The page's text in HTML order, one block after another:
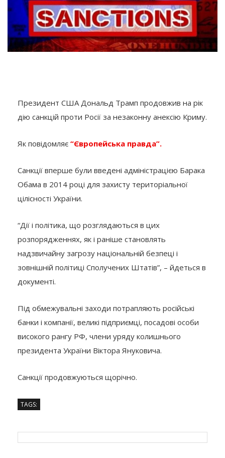
Президент США Дональд Трамп продовжив на рік
дію санкцій проти Росії за незаконну анексію Криму.
Як повідомляє “Європейська правда”.
Санкції вперше були введені адміністрацією Барака
Обама в 2014 році для захисту територіальної
цілісності України.
“Дії і політика, що розглядаються в цих
розпорядженнях, як і раніше становлять
надзвичайну загрозу національній безпеці і
зовнішній політиці Сполучених Штатів”, – йдеться в
документі.
Під обмежувальні заходи потрапляють російські
банки і компанії, великі підприємці, посадові особи
високого рангу РФ, члени уряду колишнього
президента України Віктора Януковича.
Санкції продовжуються щорічно.
TAGS: